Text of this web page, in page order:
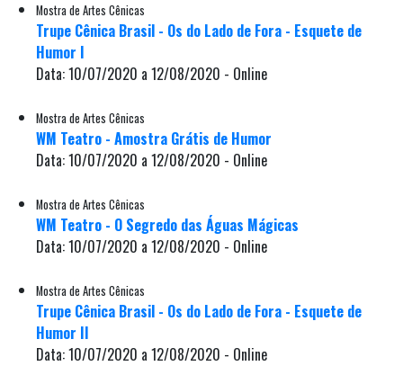
Mostra de Artes Cênicas
Trupe Cênica Brasil - Os do Lado de Fora - Esquete de
Humor I
Data: 10/07/2020 a 12/08/2020 - Online
Mostra de Artes Cênicas
WM Teatro - Amostra Grátis de Humor
Data: 10/07/2020 a 12/08/2020 - Online
Mostra de Artes Cênicas
WM Teatro - O Segredo das Águas Mágicas
Data: 10/07/2020 a 12/08/2020 - Online
Mostra de Artes Cênicas
Trupe Cênica Brasil - Os do Lado de Fora - Esquete de
Humor II
Data: 10/07/2020 a 12/08/2020 - Online